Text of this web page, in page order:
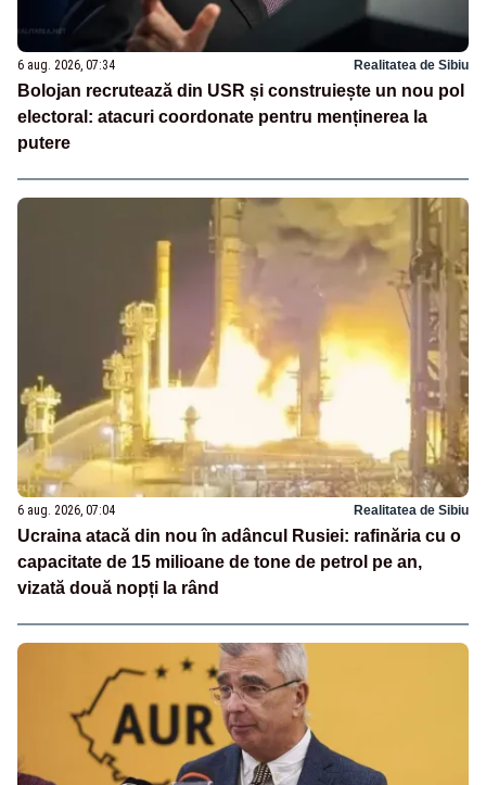
6 aug. 2026, 07:34 Realitatea de Sibiu
Bolojan recrutează din USR și construiește un nou pol
electoral: atacuri coordonate pentru menținerea la
putere
6 aug. 2026, 07:04 Realitatea de Sibiu
Ucraina atacă din nou în adâncul Rusiei: rafinăria cu o
capacitate de 15 milioane de tone de petrol pe an,
vizată două nopți la rând